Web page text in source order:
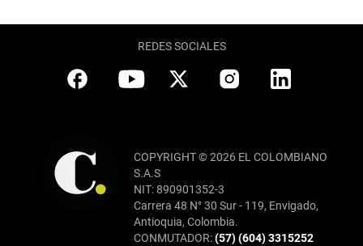
REDES SOCIALES
COPYRIGHT © 2026 EL COLOMBIANO
S.A.S
NIT: 890901352-3
Carrera 48 N° 30 Sur - 119, Envigado,
Antioquia, Colombia.
CONMUTADOR:(57) (604) 3315252